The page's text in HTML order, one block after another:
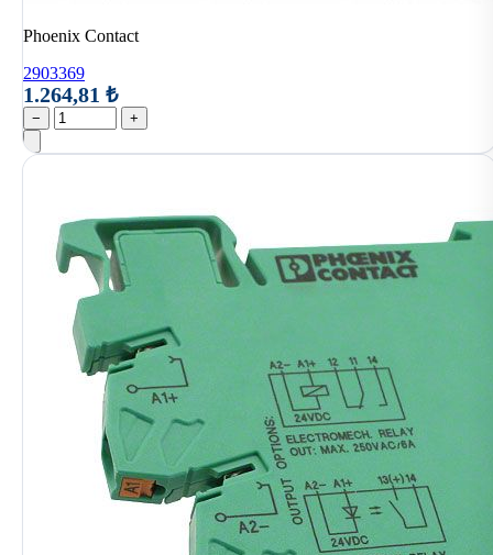
Phoenix Contact
2903369
1.264,81 ₺
− +